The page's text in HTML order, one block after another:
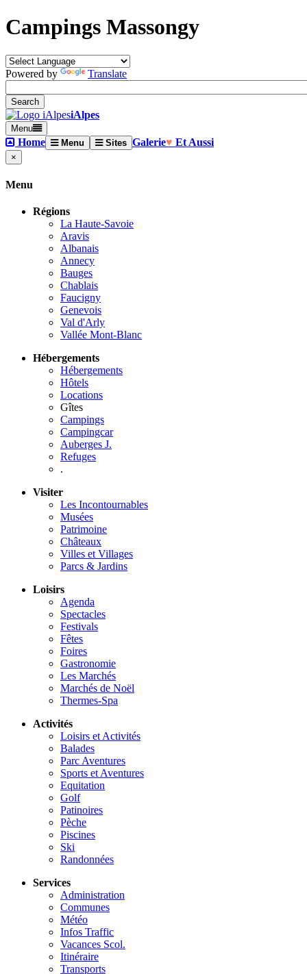
Campings Massongy
Powered by Translate
iAlpes
Menu
Home Menu Sites Galerie♥ Et Aussi
×
Menu
Régions
La Haute-Savoie
Aravis
Albanais
Annecy
Bauges
Chablais
Faucigny
Genevois
Val d'Arly
Vallée Mont-Blanc
Hébergements
Hébergements
Hôtels
Locations
Gîtes
Campings
Campingcar
Auberges J.
Refuges
.
Visiter
Les Incontournables
Musées
Patrimoine
Châteaux
Villes et Villages
Parcs & Jardins
Loisirs
Agenda
Spectacles
Festivals
Fêtes
Foires
Gastronomie
Les Marchés
Marchés de Noël
Thermes-Spa
Activités
Loisirs et Activités
Balades
Parc Aventures
Sports et Aventures
Equitation
Golf
Patinoires
Pèche
Piscines
Ski
Randonnées
Services
Administration
Communes
Météo
Infos Traffic
Vacances Scol.
Itinéraire
Transports